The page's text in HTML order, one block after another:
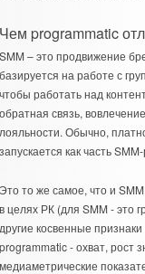
programmatic
– это продвижение
на работе с
работать над
связь,
Обычно,
как часть
то же самое, что и
целях РК (для SMM - это
косвенные
- охват, рост